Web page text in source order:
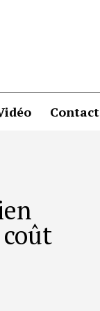
Contact